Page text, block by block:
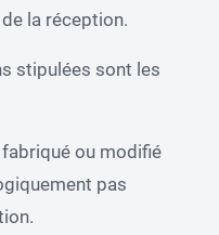
la réception.
stipulées sont les
ou modifié
pas